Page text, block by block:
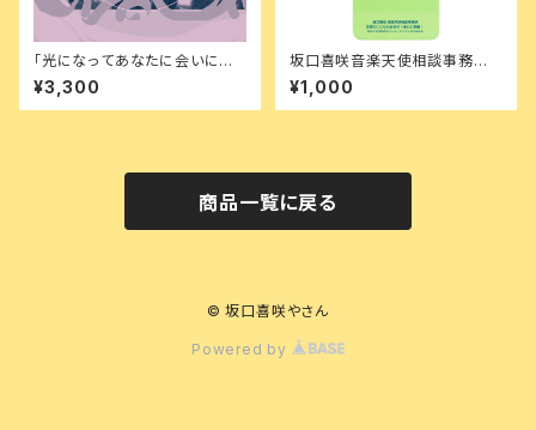
「光になってあなたに会いにい
く」（限定サイン入り写真ポスト
カード付き）
¥3,300
坂口喜咲音楽天使相談事務所タ
オル
¥1,000
商品一覧に戻る
© 坂口喜咲やさん
Powered by